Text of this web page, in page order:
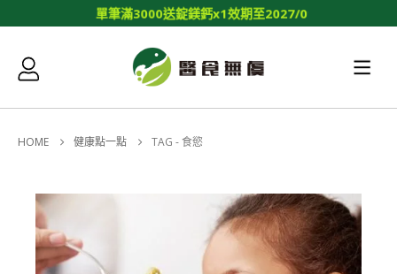
筆滿3000送錠鎂鈣x1效期至2027/01/
HOME 健康點一點 TAG -食慾